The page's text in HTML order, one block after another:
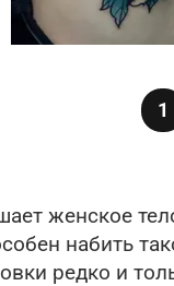
1
женское
набить
редко и